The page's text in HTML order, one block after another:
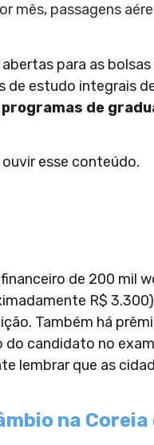
mês, passagens
para as
de estudo integrais
programas de
esse conteúdo.
de 200 mil
R$
Também há
candidato no
lembrar que as
na Coreia